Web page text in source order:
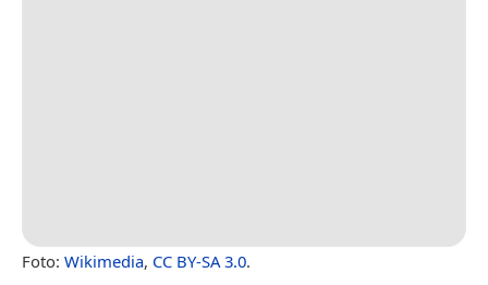
Foto: Wikimedia, CC BY-SA 3.0.